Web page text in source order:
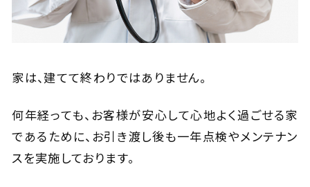
家は、建てて終わりではありません。
何年経っても、お客様が安心して心地よく過ごせる家
であるために、 お引き渡し後も一年点検やメンテナン
スを実施しております。